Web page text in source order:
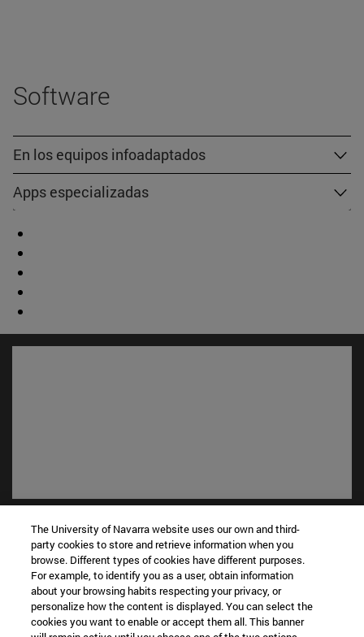
Software
En los equipos infoadaptados
Apps especializadas
Biblioteca(abre en nueva ventana)
Mi correo(abre en nueva ventana)
Aula virtual ADI(abre en nueva ventana)
Búsqueda de personas(abre en nueva ventana)
Trabaja con nosotros(abre en nueva ventana)
The University of Navarra website uses our own and third-
party cookies to store and retrieve information when you
browse. Different types of cookies have different purposes.
For example, to identify you as a user, obtain information
about your browsing habits respecting your privacy, or
personalize how the content is displayed. You can select the
cookies you want to enable or accept them all. This banner